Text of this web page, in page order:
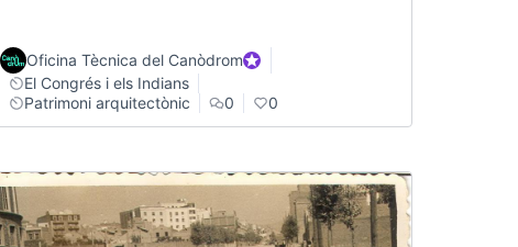
Oficina Tècnica del CanòdromOfficial participant
El Congrés i els Indians
Patrimoni arquitectònic
0 0